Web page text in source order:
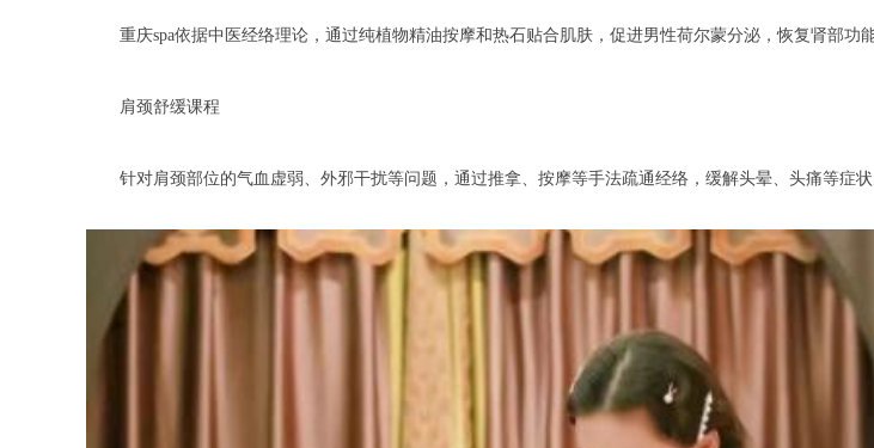
重庆spa依据中医经络理论，通过纯植物精油按摩和热石贴合肌肤，促进男性荷尔蒙分泌，恢复肾部功能
肩颈舒缓课程
针对肩颈部位的气血虚弱、外邪干扰等问题，通过推拿、按摩等手法疏通经络，缓解头晕、头痛等症状